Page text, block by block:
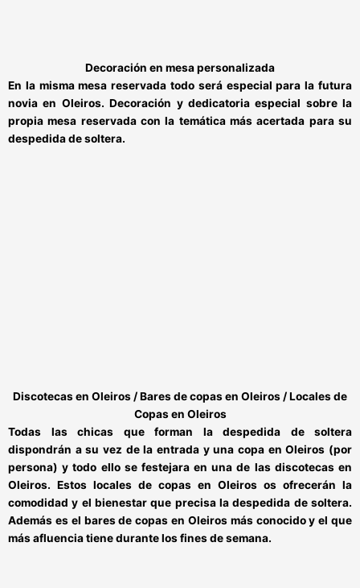
Decoración en mesa personalizada
En la misma mesa reservada todo será especial para la futura
novia en Oleiros. Decoración y dedicatoria especial sobre la
propia mesa reservada con la temática más acertada para su
despedida de soltera.
Discotecas en Oleiros / Bares de copas en Oleiros / Locales de
Copas en Oleiros
Todas las chicas que forman la despedida de soltera
dispondrán a su vez de la entrada y una copa en Oleiros (por
persona) y todo ello se festejara en una de las discotecas en
Oleiros. Estos locales de copas en Oleiros os ofrecerán la
comodidad y el bienestar que precisa la despedida de soltera.
Además es el bares de copas en Oleirosmás conocido y el que
más afluencia tiene durante los fines de semana.